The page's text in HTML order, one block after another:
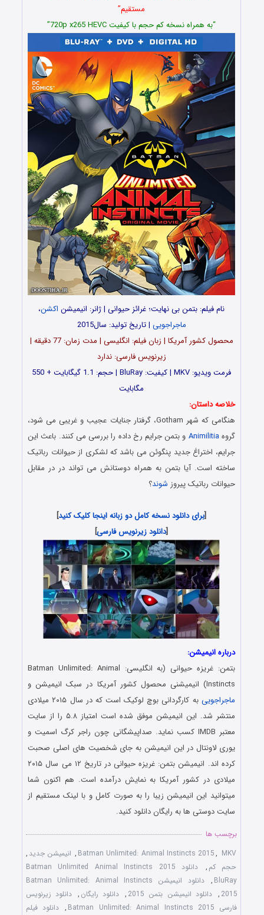
مستقیم”
“به همراه نسخه کم حجم با کیفیت 720p x265 HEVC”
نام فیلم: بتمن بی نهایت؛ غرائز حیوانی | ژانر: انیمیشن اکشن،
ماجراجویی | تاریخ تولید: سال2015
محصول کشور آمریکا | زبان فیلم: انگلیسی | مدت زمان: 77 دقیقه |
زیرنویس فارسی: ندارد
فرمت ویدیو: MKV | کیفیت: BluRay | حجم: 1.1 گیگابایت + 550
مگابایت
خلاصه داستان:
هنگامی که شهر Gotham، گرفتار جنایات عجیب و غریبی می شود،
گروهAnimilitia و بتمن جرایم رخ داده را بررسی می کنند. باعث این
جرایم، اختراغ جدید پنگوئن می باشد که لشکری از حیوانات رباتیک
ساخته است. آیا بتمن به همراه دوستانش می تواند در در مقابل
حیوانات رباتیک پیروز شوند؟
[برای دانلود نسخه کامل دو زبانه اینجا کلیک کنید]
[دانلود زیرنویس فارسی]
درباره انیمیشن:
بتمن: غریزه حیوانی (به انگلیسی: Batman Unlimited: Animal
Instincts) انیمیشنی محصول کشور آمریکا در سبک انیمیشن و
ماجراجویی
به کارگردانی بوچ لوکیک است که در سال ۲۰۱۵ میلادی
منتشر شد. این انیمیشن موفق شده است امتیاز ۵.۸ را از سایت
معتبر IMDB کسب نماید. صداپیشگانی چون راجر کرگ اسمیت و
یوری لاونتال در این انیمیشن به جای شخصیت های اصلی صحبت
کرده اند. انیمیشن بتمن: غریزه حیوانی در تاریخ ۱۲ می سال ۲۰۱۵
میلادی در کشور آمریکا به نمایش درآمده است. هم اکنون شما
میتوانید این انیمیشن زیبا را به صورت کامل و با لینک مستقیم از
سایت دوستی ها به رایگان دانلود کنید.
برچسب ها
Batman Unlimited: Animal Instincts 2015, MKV
, انیمیشن جدید ,
حجم کم ,
دانلود Batman Unlimited Animal Instincts 2015
BluRay
,
دانلود انیمیشن Batman Unlimited: Animal Instincts
2015
, دانلود انیمیشن بتمن 2015 , دانلود رایگان , دانلود زیرنویس
فارسی Batman Unlimited: Animal Instincts 2015
, دانلود فیلم